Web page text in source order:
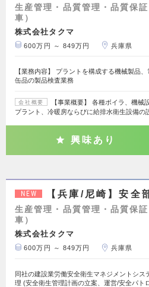
生産管理・品質管理・品質保
車）
株式会社タクマ
600万円 ～ 849万円 兵庫県
【業務内容】 プラントを構成する機械製品
缶品の製品検査業務
会社概要
【事業概要】 各種ボイラ、機
プラント、冷暖房ならびに給排水衛生設備の
興味あり
NEW 【兵庫/尼崎】安全
生産管理・品質管理・品質保
車）
株式会社タクマ
600万円 ～ 849万円 兵庫県
同社の建設業労働安全衛生マネジメントシス
理 (安全衛生管理計画の立案、運営/安全パト